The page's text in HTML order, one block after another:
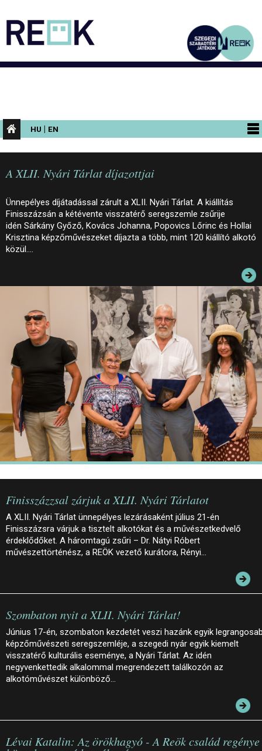
HU | EN
PROGRAMOK
KIÁLLÍTÁSOK
AZ ÉPÜLET
INFORMÁCIÓK
KONFERENCIA
ELÉRHETŐSÉG
PALOTASÉTÁK ÉS VEZETÉSEK
KÖZÉRDEKŰ ADATOK
A XLII. Nyári Tárlat díjazottjai
Ünnepélyes díjátadással zárult a XLII. Nyári Tárlat. A kiállítás
Finisszázsán a kétévente visszatérő seregszemle zsűrije
idén Sárkány Győző, Kovács Johanna, Popovics Lőrinc és Hollai
Krisztina képzőművészeket díjazta a több, mint 120 kiállító alkotó
közül.…
Finisszázzsal zárjuk a XLII. Nyári Tárlatot
A XLII. Nyári Tárlat ünnepélyes lezárásaként július 21-én
Finisszázsra várjuk a tisztelt alkotókat és a művészetkedvelő
érdeklődőket. A háromtagú zsűri – Dr. Nátyi Róbert
művészettörténész, a REÖK vezető kurátora, Rényi…
Szombaton nyit a XLII. Nyári Tárlat!
Június 17-én, szombaton kezdetét veszi hazánk egyik
képzőművészeti seregszemléje, a szegedi nyár egyik kiemelt
visszatérő kulturális eseménye, a Nyári Tárlat. Az idén
negyvenkettedik alkalommal megrendezett találkozón az
alkotóművészet különböző…
Lévai Katalin: Az örökhagyó - A Reök család